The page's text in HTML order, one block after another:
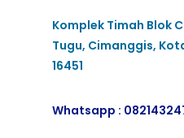
Komplek Timah Blok
Tugu, Cimanggis,
16451
Whatsapp :